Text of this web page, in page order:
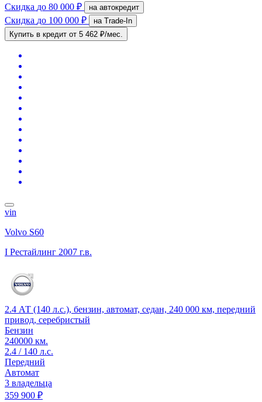
Скидка до 80 000 ₽ на автокредит
Скидка до 100 000 ₽
на Trade-In
Купить в кредит от 5 462 ₽/мес.
vin
Volvo S60
I Рестайлинг 2007 г.в.
2.4 АТ (140 л.с.), бензин, автомат, седан, 240 000 км, передний
привод, серебристый
Бензин
240000 км.
2.4 / 140 л.с.
Передний
Автомат
3 владельца
359 900 ₽